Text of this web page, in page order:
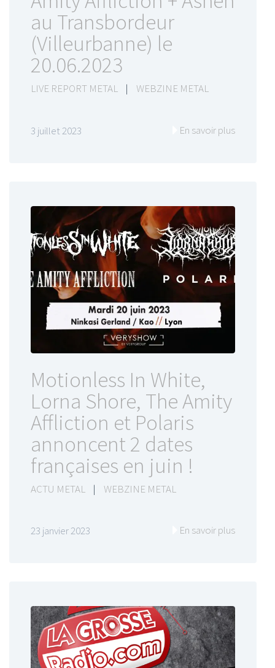
au Transbordeur
(Villeurbanne) le
20.06.2023
LIVE REPORT METAL | WEBZINE METAL
3 juillet 2023 En savoir plus
Motionless In White,
Lorna Shore, The Amity
Affliction et Polaris
annoncent 2 dates
françaises en juin !
ACTU METAL | WEBZINE METAL
23 janvier 2023 En savoir plus